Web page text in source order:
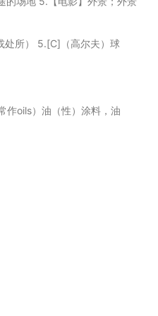
处所） 5.[C]（高尔夫）球
作oils）油（性）涂料，油